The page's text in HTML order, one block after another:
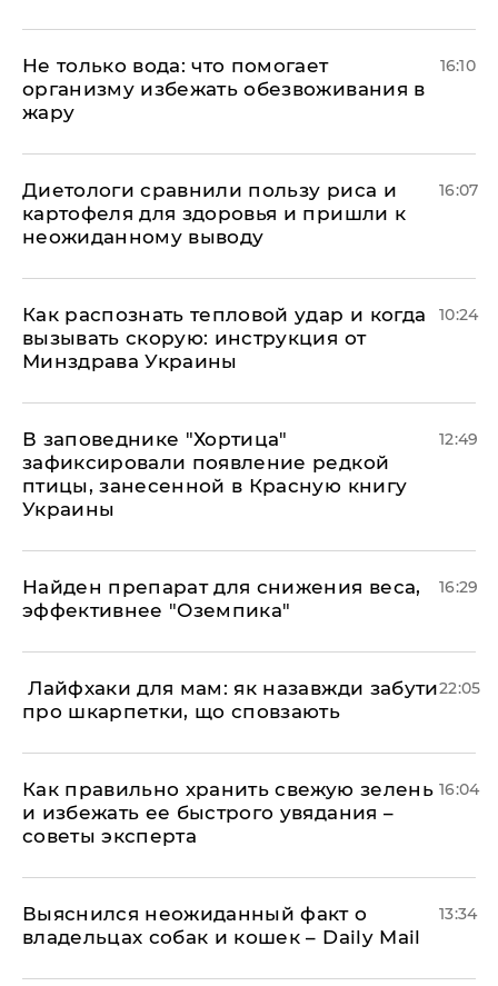
Не только вода: что помогает
организму избежать обезвоживания в
жару
16:10
Диетологи сравнили пользу риса и
картофеля для здоровья и пришли к
неожиданному выводу
16:07
Как распознать тепловой удар и когда
вызывать скорую: инструкция от
Минздрава Украины
10:24
В заповеднике "Хортица"
зафиксировали появление редкой
птицы, занесенной в Красную книгу
Украины
12:49
Найден препарат для снижения веса,
эффективнее "Оземпика"
16:29
​ Лайфхаки для мам: як назавжди забути
про шкарпетки, що сповзають
22:05
Как правильно хранить свежую зелень
и избежать ее быстрого увядания –
советы эксперта
16:04
Выяснился неожиданный факт о
владельцах собак и кошек – Daily Mail
13:34